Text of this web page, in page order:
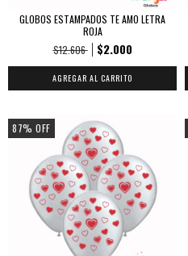
GLOBOS ESTAMPADOS TE AMO LETRA
ROJA
$12.606
$2.000
AGREGAR AL CARRITO
87% OFF